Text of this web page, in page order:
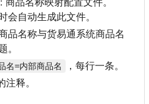
会自动生成此文件。
品名称与货易通系统商品名
。
名=内部商品名
，每行一条。
注释。